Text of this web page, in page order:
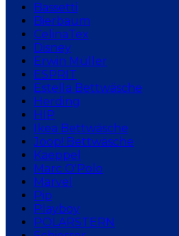
Bassetti
Bierbaum
CelinaTex
Disney
Erwin Müller
ESPRIT
Estella Bettwäsche
Herding
HIP
Ikea Bettwäsche
Joop! Bettwäsche
Kaeppel
Marc O'Polo
Marvel
Pip
Playboy
POLARSTERN